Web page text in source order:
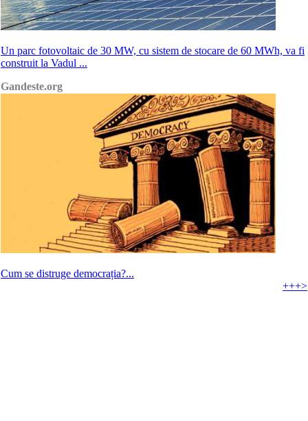
Un parc fotovoltaic de 30 MW, cu sistem de stocare de 60 MWh, va fi
construit la Vadul ...
Gandeste.org
Cum se distruge democrația?...
+++>